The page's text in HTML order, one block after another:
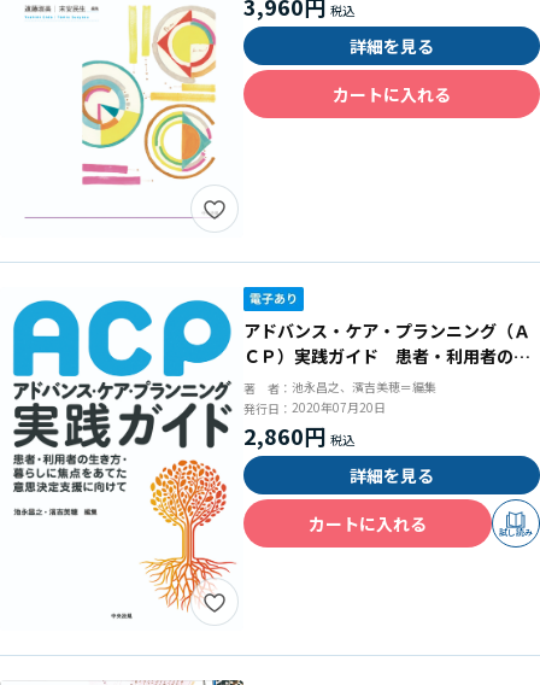
3,960円
詳細を見る
カートに入れる
アドバンス・ケア・プランニング（Ａ
ＣＰ）実践ガイド 患者・利用者の生
き方・暮らしに焦点をあてた意思決定
支援に向けて
著 者： 池永昌之、濱吉美穂＝編集
発行日： 2020年07月20日
2,860円
詳細を見る
カートに入れる
試し読み